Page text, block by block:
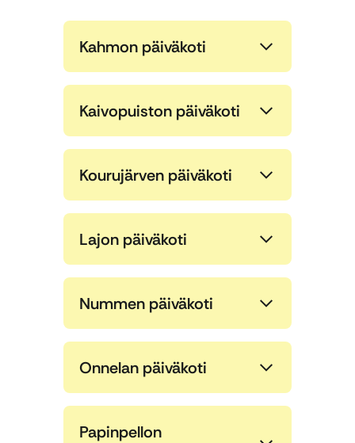
Kahmon päiväkoti
Kaivopuiston päiväkoti
Kourujärven päiväkoti
Lajon päiväkoti
Nummen päiväkoti
Onnelan päiväkoti
Papinpellon